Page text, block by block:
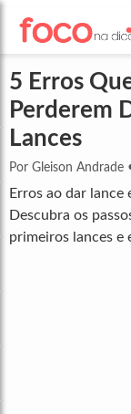
5 Erros
Perderem
Lances
Por Gleison Andrade
Erros ao dar
Descubra os
primeiros lances e